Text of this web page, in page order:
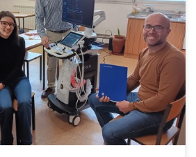
a desenvolver uma linha de investigação inovadora que
mecânica na área da medicina. Com uma abordagem
o corpo humano através de um ponto de vista mecânico,
e modos de […]